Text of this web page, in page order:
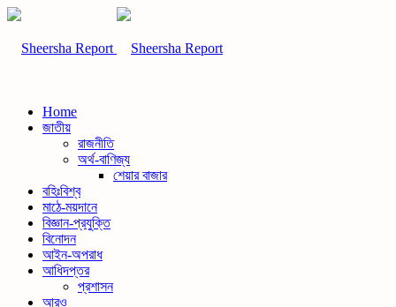
Home
জাতীয়
রাজনীতি
অর্থ-বাণিজ্য
শেয়ার বাজার
বহিঃবিশ্ব
মাঠে-ময়দানে
বিজ্ঞান-প্রযুক্তি
বিনোদন
আইন-অপরাধ
আধিদপ্তর
প্রশাসন
আরও